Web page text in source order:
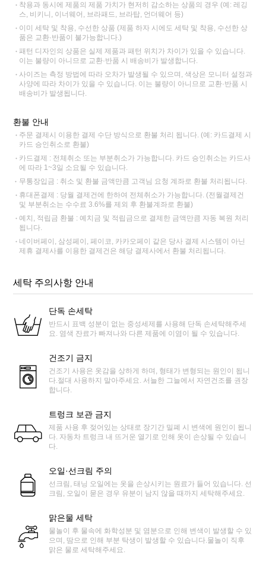
착용과 동시에 제품의 제품 가치가 현저히 감소하는 상품의 경우 (예: 레깅
스, 비키니, 이너웨어, 브라패드, 브라탑, 언더웨어 등)
이미 세탁 및 착용, 수선한 상품 (제품 하자 시에도 세탁 및 착용, 수선한 상
품은 교환·반품이 불가능합니다.)
패턴 디자인의 상품은 실제 제품과 패턴 위치가 차이가 있을 수 있습니다.
이는 불량이 아니므로 교환·반품 시 배송비가 발생합니다.
사이즈는 측정 방법에 따라 오차가 발생될 수 있으며, 색상은 모니터 설정과
사양에 따라 차이가 있을 수 있습니다. 이는 불량이 아니므로 교환·반품 시
배송비가 발생됩니다.
환불 안내
주문 결제시 이용한 결제 수단 방식으로 환불 처리 됩니다. (예: 카드결제 시
카드 승인취소로 환불)
카드결제 : 전체취소 또는 부분취소가 가능합니다. 카드 승인취소는 카드사
에 따라 1~3일 소요될 수 있습니다.
무통장입금 : 취소 및 환불 금액만큼 고객님 요청 계좌로 환불 처리됩니다.
휴대폰결제 : 당월 결제건에 한하여 전체취소가 가능합니다. (전월결제건
및 부분취소는 수수료 3.6%를 제외 후 환불계좌로 환불)
예치, 적립금 환불 : 예치금 및 적립금으로 결제한 금액만큼 자동 복원 처리
됩니다.
네이버페이, 삼성페이, 페이코, 카카오페이 같은 당사 결제 시스템이 아닌
제휴 결제사를 이용한 결제건은 해당 결제사에서 환불 처리됩니다.
세탁 주의사항 안내
단독 손세탁
반드시 표백 성분이 없는 중성세제를 사용해 단독 손세탁해주세
요. 염색 잔료가 빠져나와 다른 제품에 이염이 될 수 있습니다.
건조기 금지
건조기 사용은 옷감을 상하게 하며, 형태가 변형되는 원인이 됩니
다.절대 사용하지 말아주세요. 서늘한 그늘에서 자연건조를 권장
합니다.
트렁크 보관 금지
제품 사용 후 젖어있는 상태로 장기간 밀폐 시 변색에 원인이 됩니
다. 자동차 트렁크 내 뜨거운 열기로 인해 옷이 손상될 수 있습니
다.
오일·선크림 주의
선크림, 태닝 오일에는 옷을 손상시키는 원료가 들어 있습니다. 선
크림, 오일이 묻은 경우 유분이 남지 않을 때까지 세탁해주세요.
맑은물 세탁
물놀이 후 물속에 화학성분 및 염분으로 인해 변색이 발생할 수 있
으며, 땀으로 인해 부분 탁생이 발생할 수 있습니다.물놀이 직후
맑은 물로 세탁해주세요.